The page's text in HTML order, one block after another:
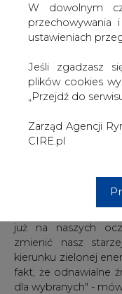
W dowolnym
ustawieniach
Jeśli zgadzasz
plików cookies
„Przejdź do
Zarząd Agencji
CIRE.pl
Jak podkreślił szef
energetyczny
"Dla Ministerstwa
zapewnienie
czystej energii. By
zmierzamy, może
już na naszych
zmienić nasz
kierunku zielonej
fakt, że odnawialne
dla wybranych" -